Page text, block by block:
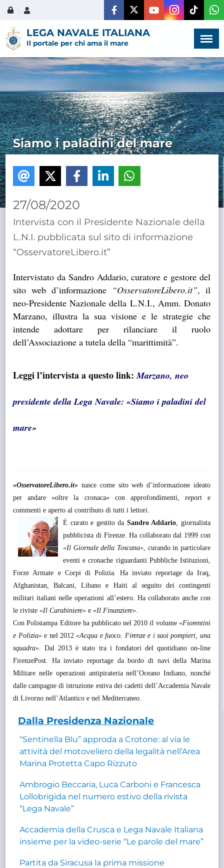
LEGA NAVALE ITALIANA
Il portale per chi ama il mare
Siamo i paladini del mare
27/08/2020
Intervista con il Presidente Nazionale della
L.N.I. pubblicata sul sito di informazione
“OsservatoreLibero.it”
Intervistato da Sandro Addario, curatore e gestore del
sito web d’informazione “OsservatoreLibero.it”, il
neo-Presidente Nazionale della L.N.I., Amm. Donato
Marzano, illustra la sua visione e le strategie che
intende adottare per rilanciare il ruolo
dell’Associazione a tutela della “marittimità”.
Leggi l’intervista a questo link:Marzano, neo
presidente della Lega Navale: «Siamo i paladini del
mare»
«OsservatoreLibero.it» nasce come sito web d’informazione ideato
per andare «oltre la cronaca» con approfondimenti, report e
commenti e aperto al contributo di tutti i lettori.
È curato e gestito da Sandro Addario , giornalista
pubblicista di Firenze. Ha collaborato dal 1999 con
«Il Giornale della Toscana» , curando in particolare
eventi e cronache riguardanti Pubbliche Istituzioni,
Forze Armate e Corpi di Polizia. Ha inviato reportage da Iraq,
Afghanistan, Balcani, Libano e Haiti al seguito dei contingenti
militari italiani nelle operazioni all’estero. Ha collaborato anche con
le riviste«Il Carabiniere» e«Il Finanziere»
Con Polistampa Editore ha pubblicato nel 2010 il volume «Fiorentini
e Polizia»e nel 2012«Acqua e fuoco. Firenze e i suoi pompieri, una
squadra».Dal 2013 è stato tra i fondatori del quotidiano on-line
FirenzePost. Ha inviato reportage da bordo di navi della Marina
Militare nelle operazioni antipirateria nell’Oceano Indiano, nonché
dalle campagne di istruzione estiva dei cadetti dell’Accademia Navale
di Livorno nell’Atlantico e nel Mediterraneo.
Dalla Presidenza Nazionale
“Sentinella Blu” approda a Crotone: al via le
attività del motoveliero della legalità nell’Area
Marina Protetta Capo Rizzuto
Ambrogio Beccaria, Luca Carboni e Francesca
Lollobrigida nel numero estivo della rivista
“Lega Navale”
Accademia della Crusca e Lega Navale Italiana
insieme per la video-serie “Le parole del mare”
Partita da Siracusa la prima missione
Menù ×
HOME
CHI SIAMO
LA VITA
DELL'ASSOCIAZIONE
COMUNICAZIONE,
AMMINISTRAZIONE
TRASPARENTE